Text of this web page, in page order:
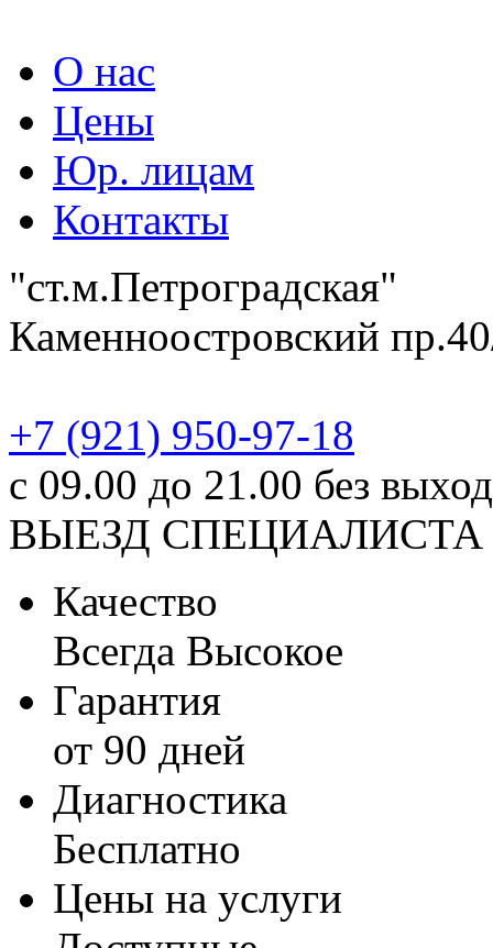
О нас
Цены
Юр. лицам
Контакты
"ст.м.Петроградская"
Каменноостровский
‎+7 (921) 950-97-18
с 09.00 до 21.00 без
ВЫЕЗД СПЕЦИАЛИСТА
Качество
Всегда Высокое
Гарантия
от 90 дней
Диагностика
Бесплатно
Цены на услуги